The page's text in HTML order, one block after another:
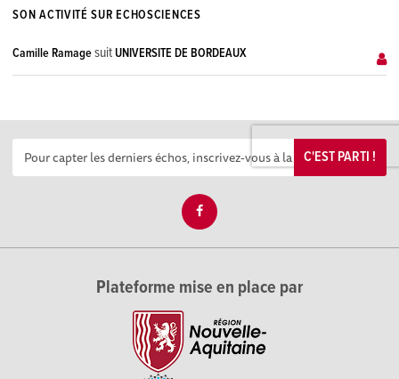
SON ACTIVITÉ SUR ECHOSCIENCES
Camille RamagesuitUNIVERSITE DE BORDEAUX
C'EST PARTI !
Plateforme mise en place par